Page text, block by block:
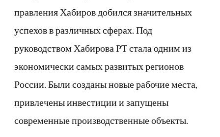
правления Хабиров добился значительных
успехов в различных сферах. Под
руководством Хабирова РТ стала одним из
экономически самых развитых регионов
России. Были созданы новые рабочие места,
привлечены инвестиции и запущены
современные производственные объекты.